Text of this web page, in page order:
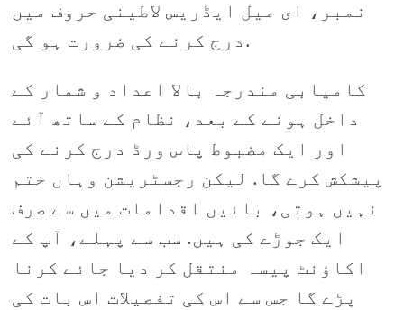
نمبر، ای میل ایڈریس لاطینی حروف میں
درج کرنے کی ضرورت ہو گی.
کامیابی مندرجہ بالا اعداد و شمار کے
داخل ہونے کے بعد، نظام کے ساتھ آئے
اور ایک مضبوط پاس ورڈ درج کرنے کی
پیشکش کرے گا. لیکن رجسٹریشن وہاں ختم
نہیں ہوتی، بائیں اقدامات میں سے صرف
ایک جوڑے کی ہیں. سب سے پہلے، آپ کے
اکاؤنٹ پیسہ منتقل کر دیا جائے کرنا
پڑے گا جس سے اس کی تفصیلات اس بات کی